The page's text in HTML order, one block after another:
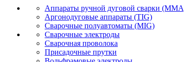
Аппараты ручной дуговой сварки
Аргонодуговые аппараты (TIG)
Сварочные полуавтоматы (MIG)
Сварочные электроды
Сварочная проволока
Присадочные прутки